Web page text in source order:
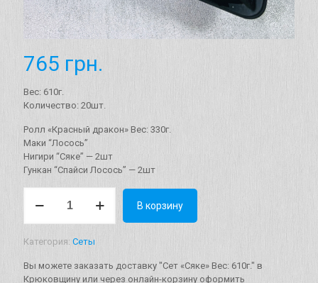
765 грн.
Вес: 610г.
Количество: 20шт.
Ролл «Красный дракон» Вес: 330г.
Маки “Лосось”
Нигири “Сяке” — 2шт
Гункан “Спайси Лосось” — 2шт
товара
Вес:
610г.
В корзину
Категория: Сеты
Вы можете заказать доставку "Сет «Cяке» Вес: 610г." в
Крюковщину или через онлайн-корзину оформить